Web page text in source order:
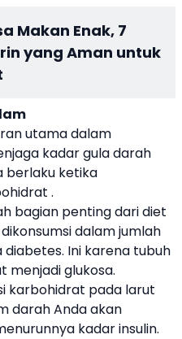
Makan Enak, 7
yang Aman untuk
utama dalam
kadar gula darah
berlaku ketika
.
bagian penting dari diet
dalam jumlah
Ini karena tubuh
menjadi glukosa.
karbohidrat pada larut
darah Anda akan
kadar insulin.